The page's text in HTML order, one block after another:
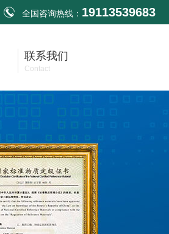
全国咨询热线： 19113539683
联系我们
Contact